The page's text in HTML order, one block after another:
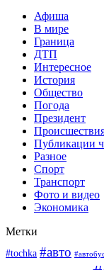
Афиша
В мире
Граница
ДТП
Интересное
История
Общество
Погода
Президент
Публикации
Разное
Спорт
Транспорт
Фото и видео
Экономика
Метки
#tochka #авто